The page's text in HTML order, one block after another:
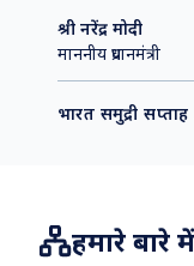
श्री नरेंद्र मोदी
माननीय प्रधानमंत्री
भारत समुद्री
हमारे बारे में